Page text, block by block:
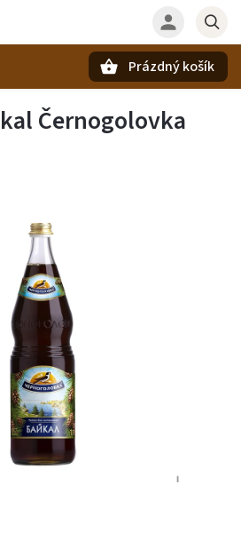
Prázdný košík
Černogolovka